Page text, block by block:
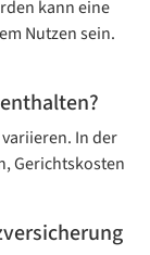
kann eine
Nutzen sein.
In der
Gerichtskosten